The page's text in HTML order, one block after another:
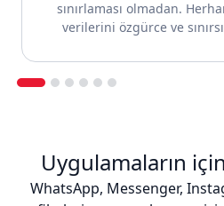
sınırlaması olmadan.
verilerini özgürce ve
Uygulamaların
WhatsApp, Messenger,